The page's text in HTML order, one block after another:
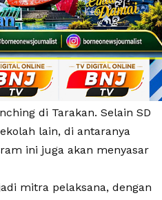
di Tarakan. Selain SD
lain, di antaranya
ini juga akan menyasar
mitra pelaksana, dengan